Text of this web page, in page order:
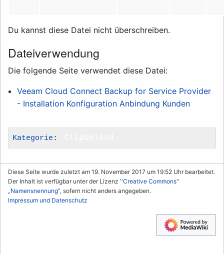
Du kannst diese Datei nicht überschreiben.
Dateiverwendung
Die folgende Seite verwendet diese Datei:
Veeam Cloud Connect Backup for Service Provider
- Installation Konfiguration Anbindung Kunden
Kategorie :
Diese Seite wurde zuletzt am 19. November 2017 um 19:52 Uhr bearbeitet.
Der Inhalt ist verfügbar unter der Lizenz ''Creative Commons''
„Namensnennung“, sofern nicht anders angegeben.
Impressum und Datenschutz